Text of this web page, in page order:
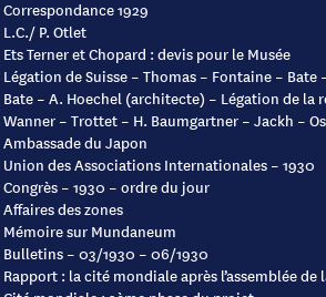
Correspondance 1929
L.C./ P. Otlet
Ets Terner et Chopard : devis pour le Musée
Légation de Suisse – Thomas – Fontaine –
Bate – A. Hoechel (architecte) – Légation de la
Wanner – Trottet – H. Baumgartner – Jackh –
Ambassade du Japon
Union des Associations Internationales – 1930
Congrès – 1930 – ordre du jour
Affaires des zones
Mémoire sur Mundaneum
Bulletins – 03/1930 – 06/1930
Rapport : la cité mondiale après l’assemblée de